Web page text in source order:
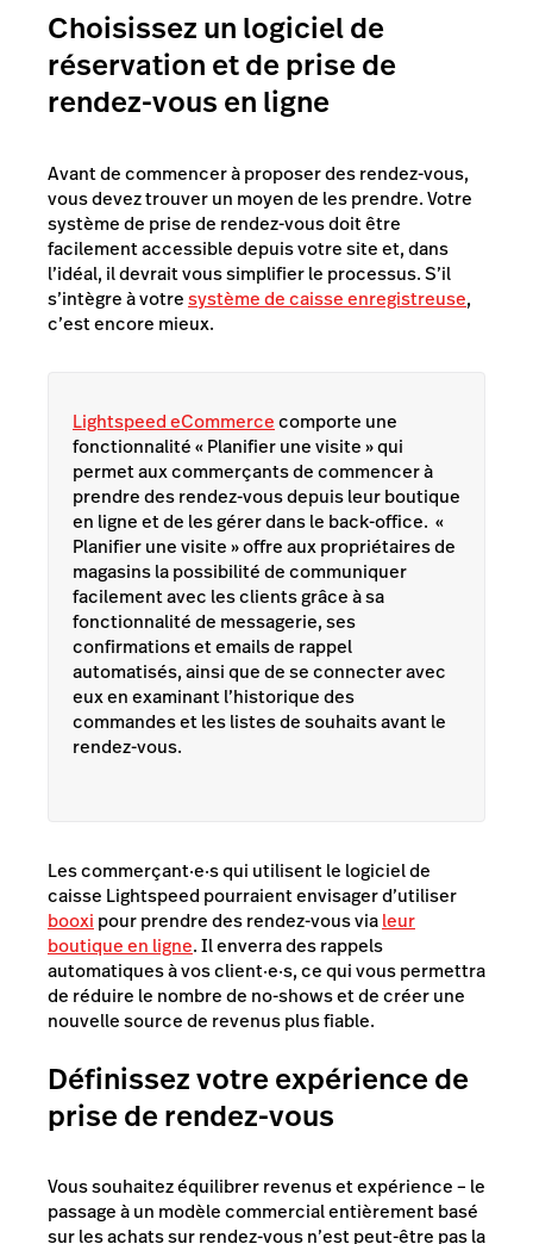
Choisissez un logiciel de
réservation et de prise de
rendez-vous en ligne
Avant de commencer à proposer des rendez-vous,
vous devez trouver un moyen de les prendre. Votre
système de prise de rendez-vous doit être
facilement accessible depuis votre site et, dans
l’idéal, il devrait vous simplifier le processus. S’il
s’intègre à votresystème de caisse enregistreuse,
c’est encore mieux.
Lightspeed eCommercecomporte une
fonctionnalité « Planifier une visite » qui
permet aux commerçants de commencer à
prendre des rendez-vous depuis leur boutique
en ligne et de les gérer dans le back-office. «
Planifier une visite » offre aux propriétaires de
magasins la possibilité de communiquer
facilement avec les clients grâce à sa
fonctionnalité de messagerie, ses
confirmations et emails de rappel
automatisés, ainsi que de se connecter avec
eux en examinant l’historique des
commandes et les listes de souhaits avant le
rendez-vous.
Les commerçant·e·s qui utilisent le logiciel de
caisse Lightspeed pourraient envisager d’utiliser
booxi pour prendre des rendez-vous vialeur
boutique en ligne. Il enverra des rappels
automatiques à vos client·e·s, ce qui vous permettra
de réduire le nombre de no-shows et de créer une
nouvelle source de revenus plus fiable.
Définissez votre expérience de
prise de rendez-vous
Vous souhaitez équilibrer revenus et expérience – le
passage à un modèle commercial entièrement basé
sur les achats sur rendez-vous n’est peut-être pas la